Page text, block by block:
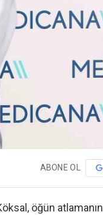
ABONE OL
öğün atlamanın